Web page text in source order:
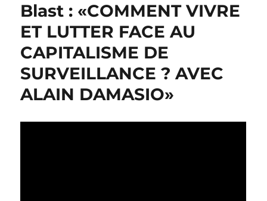
Blast : «COMMENT VIVRE
ET LUTTER FACE AU
CAPITALISME DE
SURVEILLANCE ? AVEC
ALAIN DAMASIO»